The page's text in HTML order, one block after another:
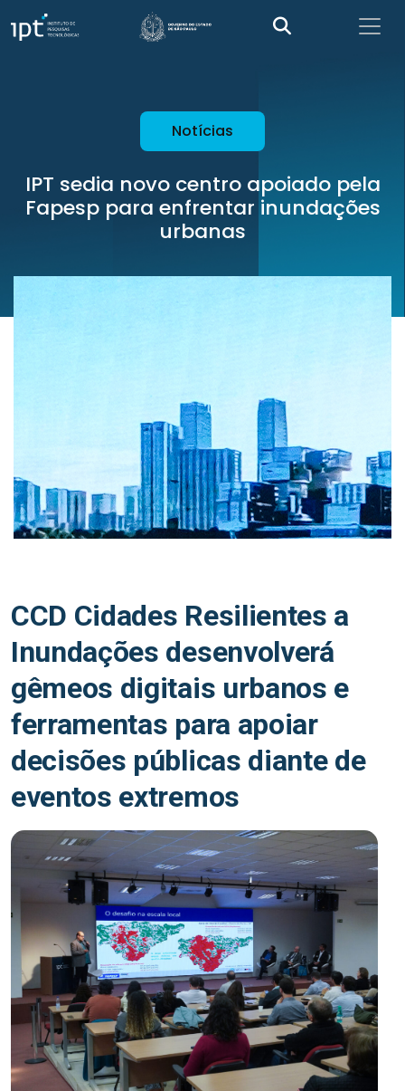
Notícias
IPT sedia novo centro apoiado pela
Fapesp para enfrentar inundações
urbanas
CCD Cidades Resilientes a
Inundações desenvolverá
gêmeos digitais urbanos e
ferramentas para apoiar
decisões públicas diante de
eventos extremos